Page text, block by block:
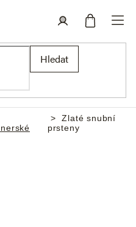
Hledat
Zlaté snubní
prsteny